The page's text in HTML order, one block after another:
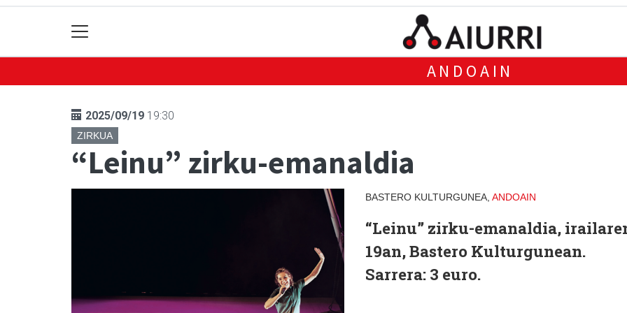
ANDOAIN
2025/09/19 19:30
ZIRKUA
“Leinu” zirku-emanaldia
BASTERO KULTURGUNEA, ANDOAIN
“Leinu” zirku-emanaldia,
19an, Bastero Kulturgunean.
Sarrera: 3 euro.